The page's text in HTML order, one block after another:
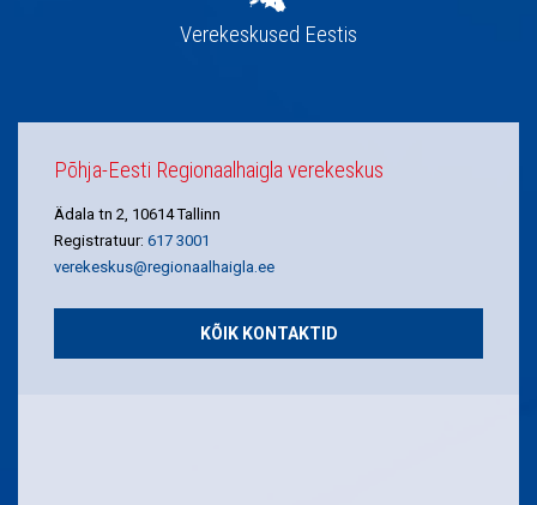
Verekeskused Eestis
Põhja-Eesti Regionaalhaigla verekeskus
Ädala tn 2, 10614 Tallinn
Registratuur: 617 3001
verekeskus@regionaalhaigla.ee
KÕIK KONTAKTID